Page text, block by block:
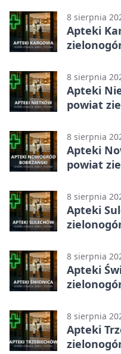
8 sierpnia
Apteki
8 sierpnia
Apteki
powiat
8 sierpnia
Apteki
powiat
8 sierpnia
Apteki
8 sierpnia
Apteki
8 sierpnia
Apteki